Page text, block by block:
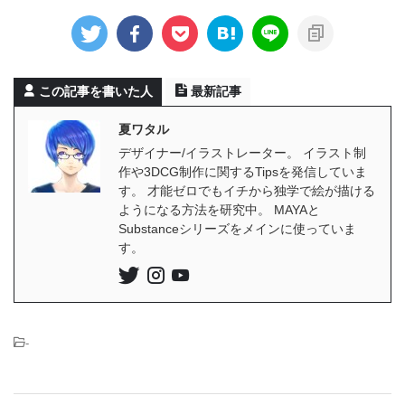
この記事を書いた人 最新記事
夏ワタル
デザイナー/イラストレーター。 イラスト制
作や3DCG制作に関するTipsを発信していま
す。 才能ゼロでもイチから独学で絵が描ける
ようになる方法を研究中。 MAYAと
Substanceシリーズをメインに使っていま
す。
-